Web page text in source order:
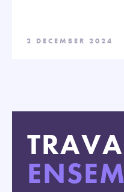
2 DECEMBER 2024